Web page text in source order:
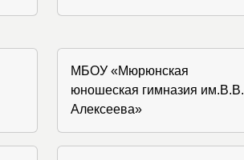
МБОУ «Мюрюнская
юношеская гимназия им.В.В.
Алексеева»